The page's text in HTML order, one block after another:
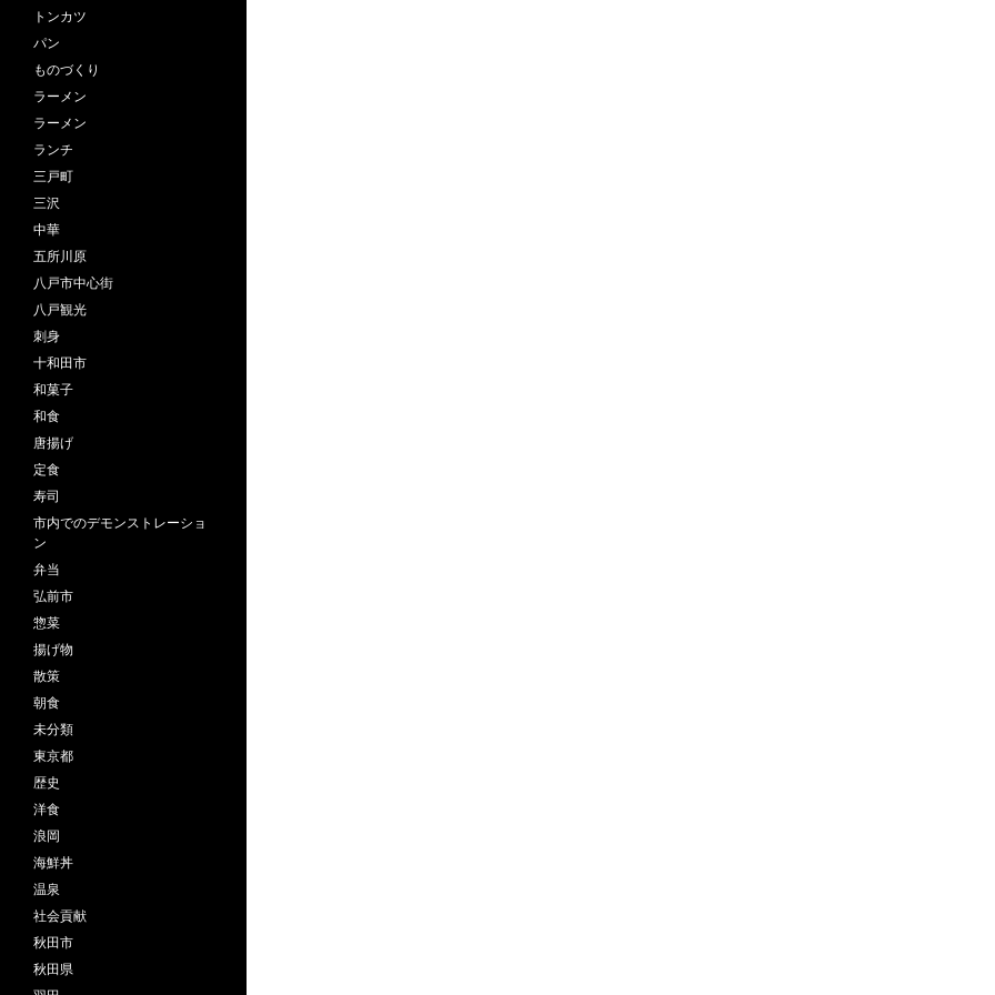
トンカツ
パン
ものづくり
ラーメン
ラーメン
ランチ
三戸町
三沢
中華
五所川原
八戸市中心街
八戸観光
刺身
十和田市
和菓子
和食
唐揚げ
定食
寿司
市内でのデモンストレーショ
ン
弁当
弘前市
惣菜
揚げ物
散策
朝食
未分類
東京都
歴史
洋食
浪岡
海鮮丼
温泉
社会貢献
秋田市
秋田県